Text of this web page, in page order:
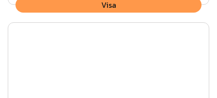
Visa